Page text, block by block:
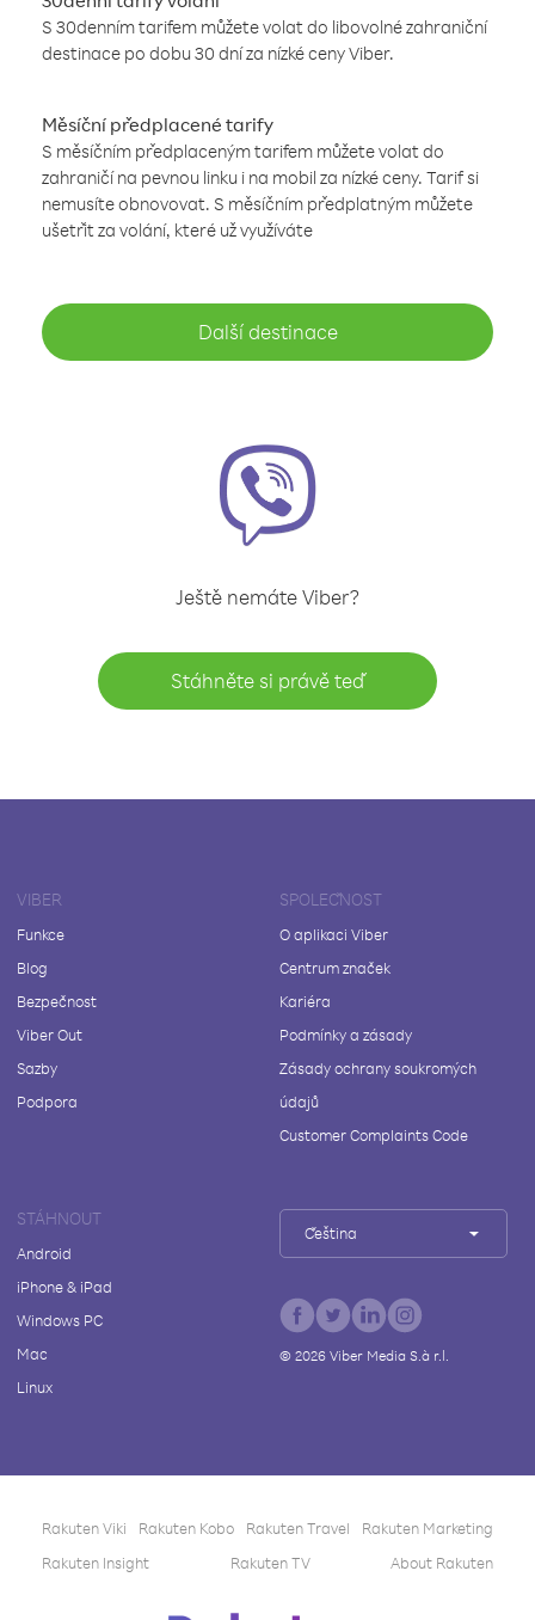
S 30denním tarifem můžete volat do libovolné zahraniční
destinace po dobu 30 dní za nízké ceny Viber.
Měsíční předplacené tarify
S měsíčním předplaceným tarifem můžete volat do
zahraničí na pevnou linku i na mobil za nízké ceny. Tarif si
nemusíte obnovovat. S měsíčním předplatným můžete
ušetřit za volání, které už využíváte
Další destinace
Ještě nemáte Viber?
Stáhněte si právě teď
VIBER
Funkce
Blog
Bezpečnost
Viber Out
Sazby
Podpora
SPOLEČNOST
O aplikaci Viber
Centrum značek
Kariéra
Podmínky a zásady
Zásady ochrany soukromých
údajů
Customer Complaints Code
STÁHNOUT
Android
iPhone & iPad
Windows PC
Mac
Linux
Čeština
© 2026Viber Media S.à r.l.
Rakuten Viki Rakuten Kobo Rakuten Travel
Rakuten Marketing
Rakuten Insight
Rakuten TV About Rakuten